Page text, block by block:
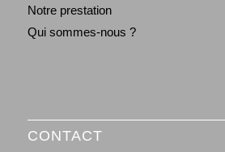
Notre prestation
Qui sommes-nous ?
CONTACT